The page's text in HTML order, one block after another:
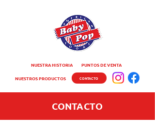
NUESTRA HISTORIA
PUNTOS DE VENTA
NUESTROS PRODUCTOS
CONTACTO
CONTACTO